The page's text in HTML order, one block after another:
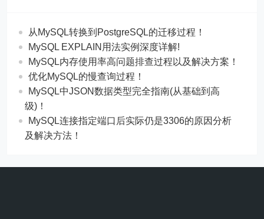
从MySQL转换到PostgreSQL的迁移过程！
MySQL EXPLAIN用法实例深度详解!
MySQL内存使用率高问题排查过程以及解决方案！
优化MySQL的慢查询过程！
MySQL中JSON数据类型完全指南(从基础到高
级)！
MySQL连接指定端口后实际仍是3306的原因分析
及解决方法！